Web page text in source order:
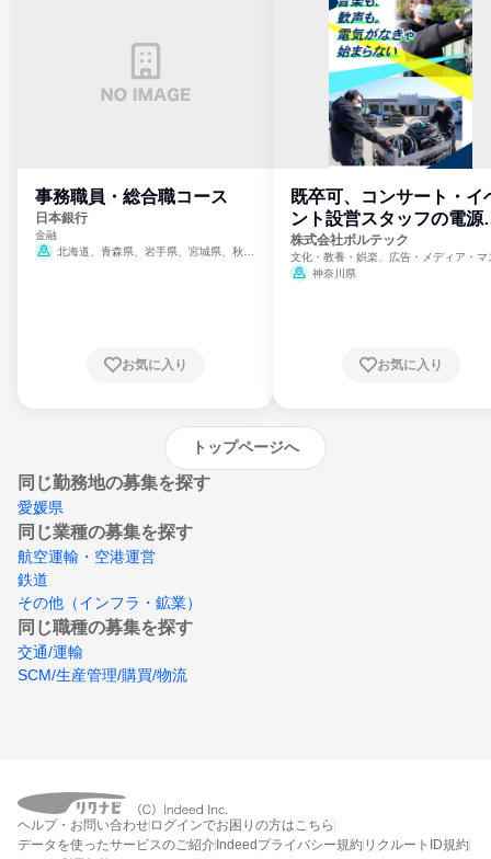
事務職員・総合職コース
日本銀行
金融
北海道、青森県、岩手県、宮城県、秋田
崎県、熊本県、大分県、宮崎県、鹿児島県、
お気に入り
既卒可、コンサート・イ
ント設営スタッフの電源
門
株式会社ボルテック
文化・教養・娯楽、広告・メディア・マ
ミ、電力・ガス・水道・エネルギー
神奈川県
お気に入り
トップページへ
同じ勤務地の募集を探す
愛媛県
同じ業種の募集を探す
航空運輸・空港運営
鉄道
その他（インフラ・鉱業）
同じ職種の募集を探す
交通/運輸
SCM/生産管理/購買/物流
ヘルプ・お問い合わせ ログインでお困りの方はこちら
データを使ったサービスのご紹介Indeedプライバシー規約 リクルートID規約